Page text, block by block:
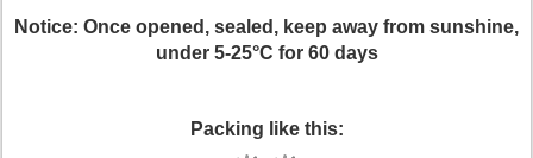
Notice: Once opened, sealed, keep away from sunshine,
under 5-25°C for 60 days
Packing like this: